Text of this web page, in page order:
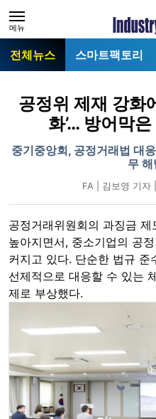
메뉴
전체뉴스 스마트팩토리
공정위 제재 강화
화’… 방어막
중기중앙회, 공정거래법 대
무 해
FA | 김보영 기자
공정거래위원회의 과징금
높아지면서, 중소기업의 공
커지고 있다. 단순한 법규 준
선제적으로 대응할 수 있는
제로 부상했다.